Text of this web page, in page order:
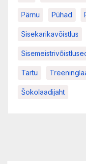
Pärnu Pühad
Sisekarikavõistlus
Tartu
Šokolaadijaht